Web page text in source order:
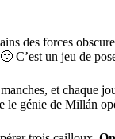
des forces
C’est un jeu de
et chaque
le génie de Millán